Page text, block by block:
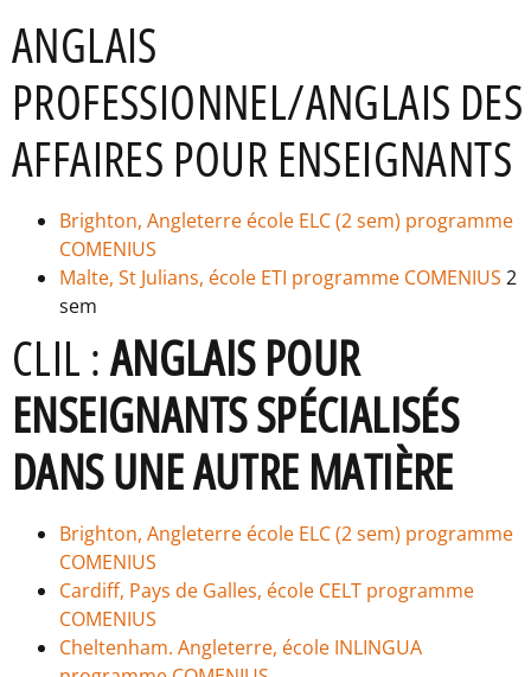
ANGLAIS
PROFESSIONNEL/ANGLAIS DES
AFFAIRES POUR ENSEIGNANTS
Brighton, Angleterre école ELC (2 sem) programme
COMENIUS
Malte, St Julians, école ETI programme COMENIUS 2
sem
CLIL :ANGLAIS POUR
ENSEIGNANTS SPÉCIALISÉS
DANS UNE AUTRE MATIÈRE
Brighton, Angleterre école ELC (2 sem) programme
COMENIUS
Cardiff, Pays de Galles, école CELT programme
COMENIUS
Cheltenham. Angleterre, école INLINGUA